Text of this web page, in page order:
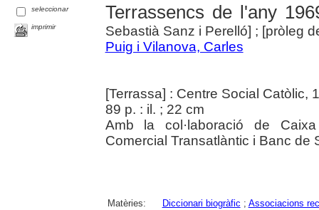
seleccionar
imprimir
Terrassencs de l'any
Sebastià Sanz i Perelló] ; [pròleg
Puig i Vilanova, Carles
[Terrassa] : Centre Social Catòlic,
89 p. : il. ; 22 cm
Amb la col·laboració de
Comercial Transatlàntic i Banc de
Matèries: Diccionari biogràfic ; Associacions